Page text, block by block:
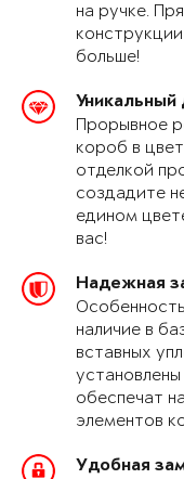
на ручке.
больше!
Уникальный
Прорывное
короб в
отделкой
создадите
едином
вас!
Надежная
наличие в
вставных
обеспечат
элементов
Удобная